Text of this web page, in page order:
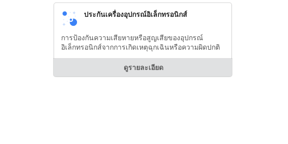
ประกันเครื่องอุปกรณ์อิเล็กทรอนิกส์
การป้องกันความเสียหายหรือสูญเสียของอุปกรณ์
อิเล็กทรอนิกส์จากการเกิดเหตุฉุกเฉินหรือความผิดปกติ
ดูรายละเอียด